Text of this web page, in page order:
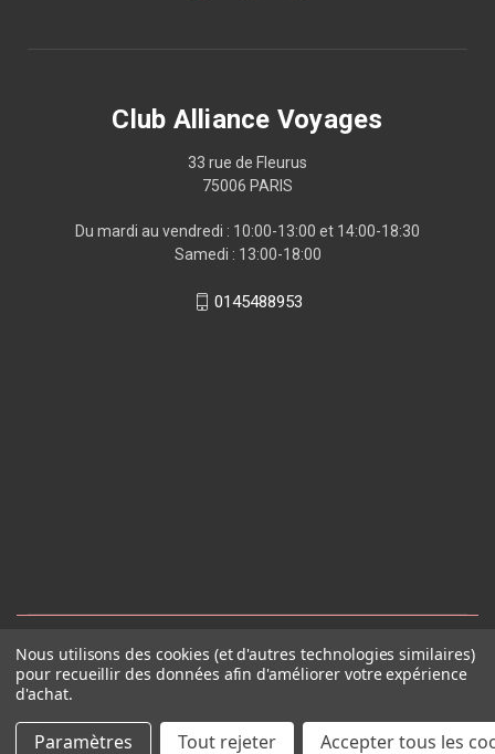
Club Alliance Voyages
33 rue de Fleurus
75006 PARIS
Du mardi au vendredi : 10:00-13:00 et 14:00-18:30
Samedi : 13:00-18:00
0145488953
Nous utilisons des cookies (et d'autres technologies similaires)
pour recueillir des données afin d'améliorer votre expérience
d'achat.
Paramètres Tout rejeter Accepter tous les